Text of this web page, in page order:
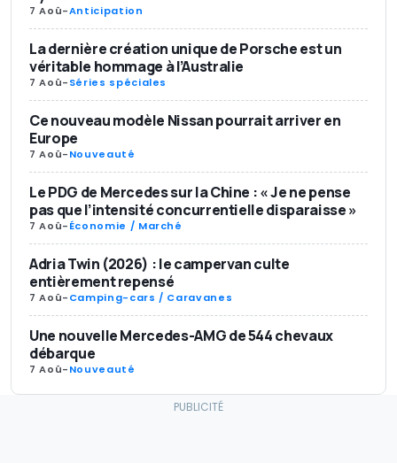
7 Aoû-Anticipation
La dernière création unique de Porsche est un
véritable hommage à l’Australie
7 Aoû-Séries spéciales
Ce nouveau modèle Nissan pourrait arriver en
Europe
7 Aoû-Nouveauté
Le PDG de Mercedes sur la Chine : « Je ne pense
pas que l’intensité concurrentielle disparaisse »
7 Aoû-Économie / Marché
Adria Twin (2026) : le campervan culte
entièrement repensé
7 Aoû-Camping-cars / Caravanes
Une nouvelle Mercedes-AMG de 544 chevaux
débarque
7 Aoû-Nouveauté